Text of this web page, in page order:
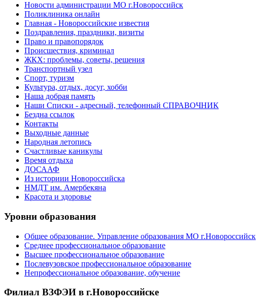
Новости администрации МО г.Новороссийск
Поликлиника онлайн
Главная - Новороссийские известия
Поздравления, праздники, визиты
Право и правопорядок
Происшествия, криминал
ЖКХ: проблемы, советы, решения
Транспортный узел
Спорт, туризм
Культура, отдых, досуг, хобби
Наша добрая память
Наши Списки - адресный, телефонный СПРАВОЧНИК
Бездна ссылок
Контакты
Выходные данные
Народная летопись
Счастливые каникулы
Время отдыха
ДОСААФ
Из историии Новороссийска
НМДТ им. Амербекяна
Красота и здоровье
Уровни образования
Общее образование. Управление образования МО г.Новороссийск
Среднее профессиональное образование
Высшее профессиональное образование
Послевузовское профессиональное образование
Непрофессиональное образование, обучение
Филиал ВЗФЭИ в г.Новороссийске